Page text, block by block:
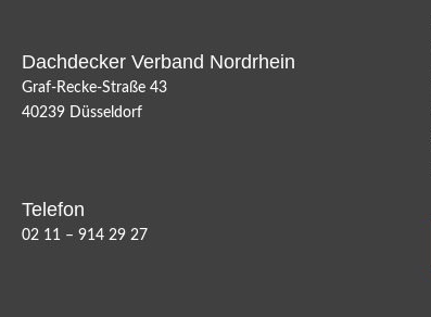
Dachdecker Verband Nordrhein
Graf-Recke-Straße 43
40239 Düsseldorf
Telefon
02 11 – 914 29 27